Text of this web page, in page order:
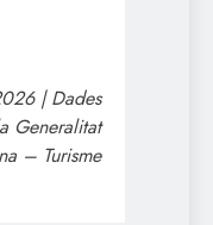
| Dades
Generalitat
– Turisme